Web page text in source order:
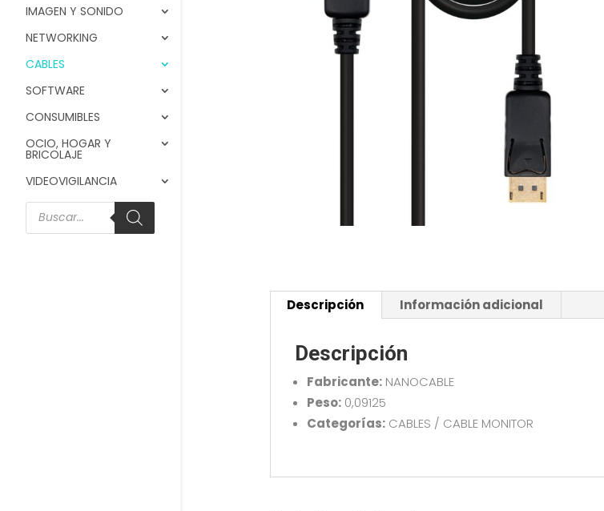
IMAGEN Y SONIDO
NETWORKING
CABLES
SOFTWARE
CONSUMIBLES
OCIO, HOGAR Y
BRICOLAJE
VIDEOVIGILANCIA
Búsqueda
de
productos
Descripción Información adicional
Descripción
Fabricante:NANOCABLE
Peso:0,09125
Categorías:CABLES / CABLE MONITOR